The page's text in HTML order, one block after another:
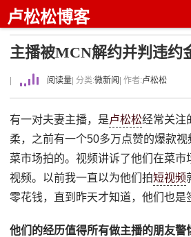
卢松松博客
主播被MCN解约并判违约
阅读量 | 分类:微新闻 | 作者:卢松松
有一对夫妻主播，是卢松松经常关注
柔，之前有一个50多万点赞的爆款
菜市场拍的。视频讲诉了他们在菜市
视频。以前我一直以为他们拍短视频
零花钱，直到昨天才知道，他们也是
他们的经历值得所有做主播的朋友警